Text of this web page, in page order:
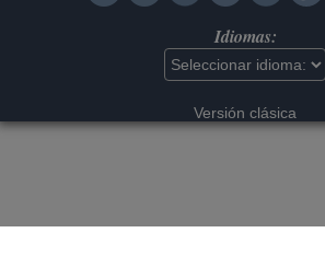
Idiomas:
Versión clásica